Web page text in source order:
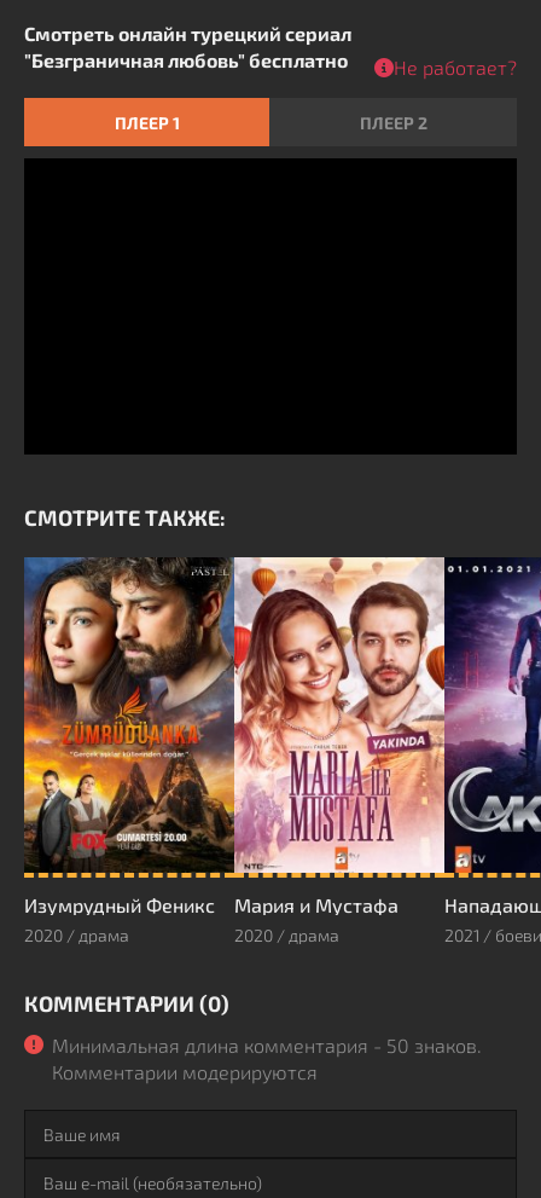
Смотреть онлайн турецкий сериал
"Безграничная любовь" бесплатно
ПЛЕЕР 1 ПЛЕЕР 2
Не работает?
СМОТРИТЕ ТАКЖЕ:
Изумрудный Феникс
2020 / драма
Мария и Мустафа
2020 / драма
КОММЕНТАРИИ (0)
Минимальная длина комментария - 50 знаков.
Комментарии модерируются